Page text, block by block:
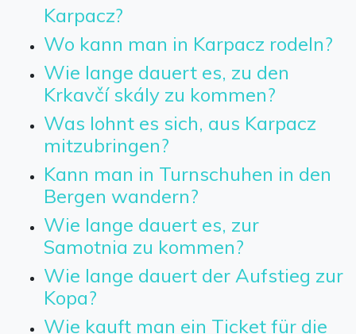
Karpacz?
Wo kann man in Karpacz rodeln?
Wie lange dauert es, zu den
Krkavčí skály zu kommen?
Was lohnt es sich, aus Karpacz
mitzubringen?
Kann man in Turnschuhen in den
Bergen wandern?
Wie lange dauert es, zur
Samotnia zu kommen?
Wie lange dauert der Aufstieg zur
Kopa?
Wie kauft man ein Ticket für die